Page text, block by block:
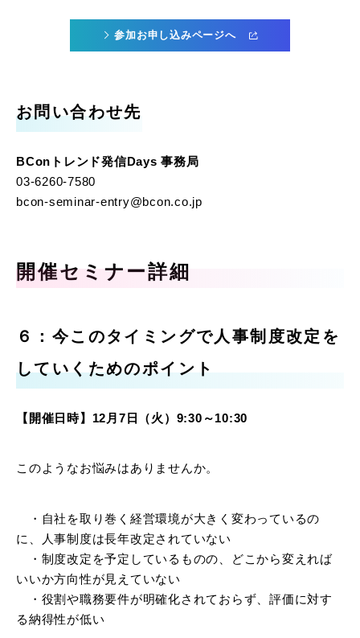
参加お申し込みページへ
お問い合わせ先
BConトレンド発信Days 事務局
03-6260-7580
bcon-seminar-entry@bcon.co.jp
開催セミナー詳細
６：今このタイミングで人事制度改定を
していくためのポイント
【開催日時】12月7日（火）9:30～10:30
このようなお悩みはありませんか。
・自社を取り巻く経営環境が大きく変わっているの
に、人事制度は長年改定されていない
・制度改定を予定しているものの、どこから変えれば
いいか方向性が見えていない
・役割や職務要件が明確化されておらず、評価に対す
る納得性が低い